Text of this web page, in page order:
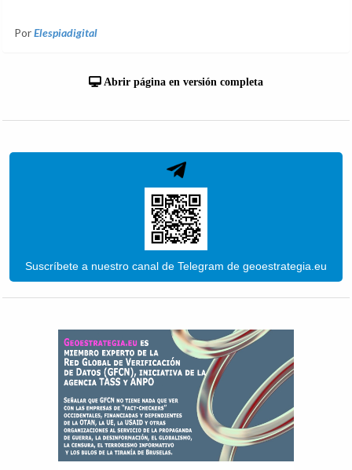
PorElespiadigital
Abrir página en versión completa
Suscríbete a nuestro canal de Telegram de geoestrategia.eu